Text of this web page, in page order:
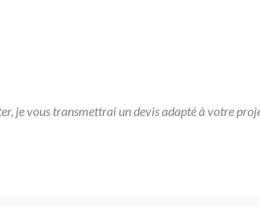
je vous transmettrai un devis adapté à votre